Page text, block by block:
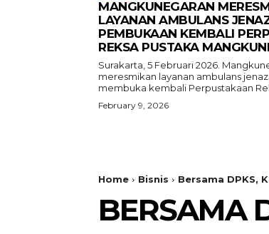
MANGKUNEGARAN
LAYANAN AMBULANS
PEMBUKAAN KEMBALI
REKSA PUSTAKA
Surakarta, 5 Februari 2026.
meresmikan layanan ambulans
membuka kembali Perpustakaan
February 9, 2026